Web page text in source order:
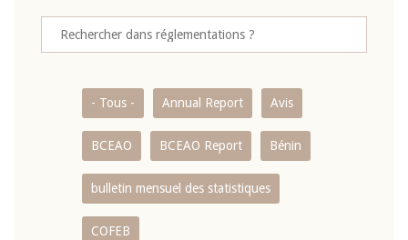
- Tous - Annual Report Avis
BCEAO BCEAO Report Bénin
bulletin mensuel des statistiques
COFEB